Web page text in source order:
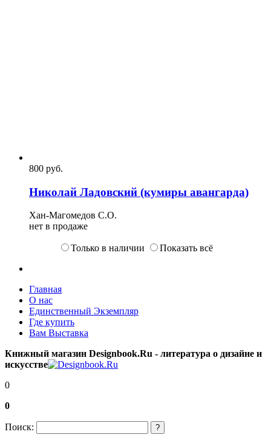
800 pуб.
Николай Ладовский (кумиры авангарда)
Хан-Магомедов С.О.
нет в продаже
Только в наличии Показать всё
Главная
О нас
Единственный Экземпляр
Где купить
Вам Выставка
Книжный магазин Designbook.Ru - литература о дизайне и
искусстве
0
0
Поиск: ?